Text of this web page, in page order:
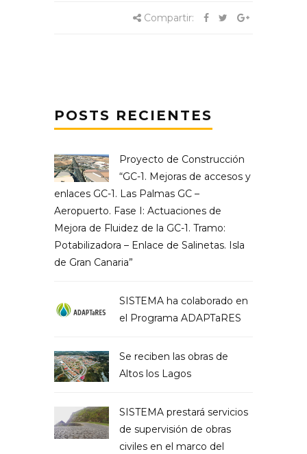
Compartir:
POSTS RECIENTES
Proyecto de Construcción
“GC-1. Mejoras de accesos y
enlaces GC-1. Las Palmas GC –
Aeropuerto. Fase I: Actuaciones de
Mejora de Fluidez de la GC-1. Tramo:
Potabilizadora – Enlace de Salinetas. Isla
de Gran Canaria”
SISTEMA ha colaborado en
el Programa ADAPTaRES
Se reciben las obras de
Altos los Lagos
SISTEMA prestará servicios
de supervisión de obras
civiles en el marco del